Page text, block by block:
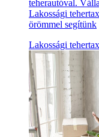
teherautóval.
Lakossági
örömmel segítünk
Lakossági